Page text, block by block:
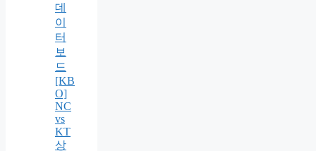
데
이
터
보
드
[KB
O]
NC
vs
KT
상